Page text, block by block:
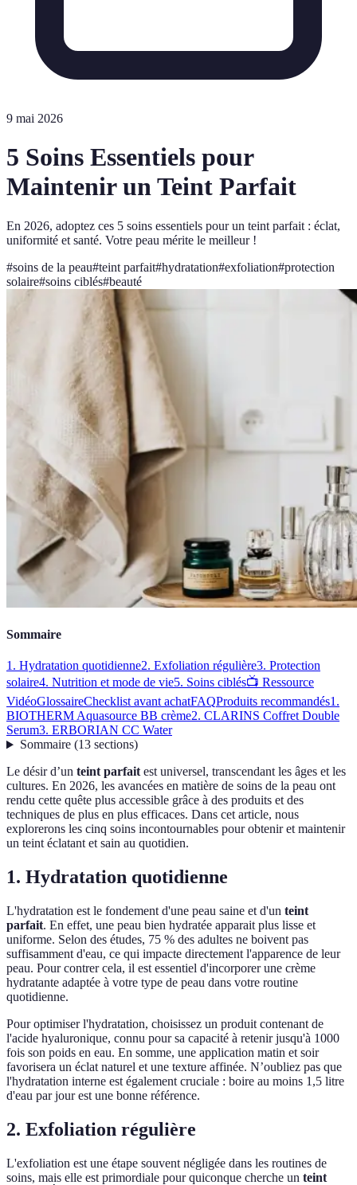
9 mai 2026
5 Soins Essentiels pour
Maintenir un Teint Parfait
En 2026, adoptez ces 5 soins essentiels pour un teint parfait : éclat,
uniformité et santé. Votre peau mérite le meilleur !
#soins de la peau#teint parfait#hydratation#exfoliation#protection
solaire#soins ciblés#beauté
Sommaire
1. Hydratation quotidienne2. Exfoliation régulière3. Protection
solaire4. Nutrition et mode de vie5. Soins ciblés📺 Ressource
VidéoGlossaireChecklist avant achatFAQProduits recommandés1.
BIOTHERM Aquasource BB crème2. CLARINS Coffret Double
Serum3. ERBORIAN CC Water
Sommaire(13 sections)
Le désir d’un teint parfaitest universel, transcendant les âges et les
cultures. En 2026, les avancées en matière de soins de la peau ont
rendu cette quête plus accessible grâce à des produits et des
techniques de plus en plus efficaces. Dans cet article, nous
explorerons les cinq soins incontournables pour obtenir et maintenir
un teint éclatant et sain au quotidien.
1. Hydratation quotidienne
L'hydratation est le fondement d'une peau saine et d'un teint
parfait. En effet, une peau bien hydratée apparait plus lisse et
uniforme. Selon des études, 75 % des adultes ne boivent pas
suffisamment d'eau, ce qui impacte directement l'apparence de leur
peau. Pour contrer cela, il est essentiel d'incorporer une crème
hydratante adaptée à votre type de peau dans votre routine
quotidienne.
Pour optimiser l'hydratation, choisissez un produit contenant de
l'acide hyaluronique, connu pour sa capacité à retenir jusqu'à 1000
fois son poids en eau. En somme, une application matin et soir
favorisera un éclat naturel et une texture affinée. N’oubliez pas que
l'hydratation interne est également cruciale : boire au moins 1,5 litre
d'eau par jour est une bonne référence.
2. Exfoliation régulière
L'exfoliation est une étape souvent négligée dans les routines de
soins, mais elle est primordiale pour quiconque cherche un teint